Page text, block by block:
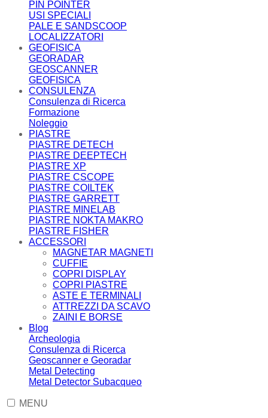
PIN POINTER
USI SPECIALI
PALE E SANDSCOOP
LOCALIZZATORI
GEOFISICA
GEORADAR
GEOSCANNER
GEOFISICA
CONSULENZA
Consulenza di Ricerca
Formazione
Noleggio
PIASTRE
PIASTRE DETECH
PIASTRE DEEPTECH
PIASTRE XP
PIASTRE CSCOPE
PIASTRE COILTEK
PIASTRE GARRETT
PIASTRE MINELAB
PIASTRE NOKTA MAKRO
PIASTRE FISHER
ACCESSORI
MAGNETAR MAGNETI
CUFFIE
COPRI DISPLAY
COPRI PIASTRE
ASTE E TERMINALI
ATTREZZI DA SCAVO
ZAINI E BORSE
Blog
Archeologia
Consulenza di Ricerca
Geoscanner e Georadar
Metal Detecting
Metal Detector Subacqueo
MENU